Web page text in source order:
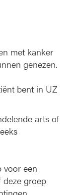
met kanker
genezen.
bent in UZ
arts of
voor een
deze groep